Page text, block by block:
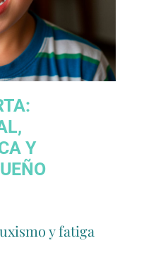
Y
y fatiga